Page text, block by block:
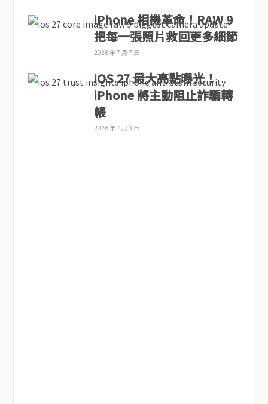
iPhone 相機革命！RAW 9
把每一張照片救回更多細節
2026 年 7 月 7 日
iOS 27 最大亮點曝光！
iPhone 將主動阻止詐騙轉
帳
2026 年 7 月 3 日